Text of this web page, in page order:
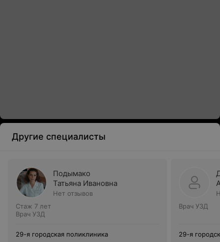
Другие специалисты
Подымако
Татьяна Ивановна
Нет отзывов
Стаж 7 лет
Врач УЗД
29-я городская поликлиника
Врач УЗД
29-я